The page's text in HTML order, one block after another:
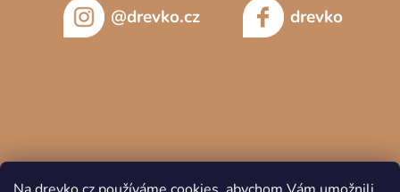
@drevko.cz drevko